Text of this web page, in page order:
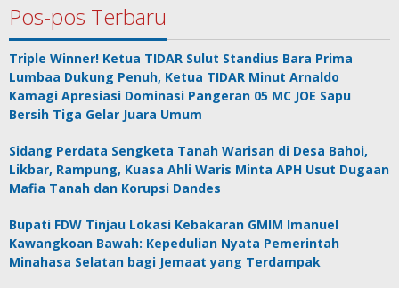
Pos-pos Terbaru
Triple Winner! Ketua TIDAR Sulut Standius Bara Prima
Lumbaa Dukung Penuh, Ketua TIDAR Minut Arnaldo
Kamagi Apresiasi Dominasi Pangeran 05 MC JOE Sapu
Bersih Tiga Gelar Juara Umum
Sidang Perdata Sengketa Tanah Warisan di Desa Bahoi,
Likbar, Rampung, Kuasa Ahli Waris Minta APH Usut Dugaan
Mafia Tanah dan Korupsi Dandes
Bupati FDW Tinjau Lokasi Kebakaran GMIM Imanuel
Kawangkoan Bawah: Kepedulian Nyata Pemerintah
Minahasa Selatan bagi Jemaat yang Terdampak